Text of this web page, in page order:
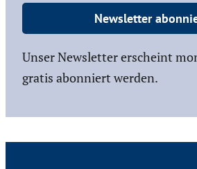
Newsletter
Unser Newsletter erscheint
gratis abonniert werden.